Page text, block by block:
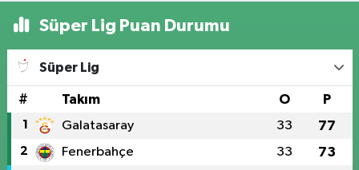
Süper Lig Puan Durumu
Süper Lig
# Takım O P
1 Galatasaray 33 77
2 Fenerbahçe 33 73